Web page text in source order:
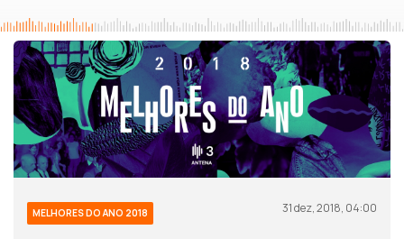
MELHORES DO ANO 2018 31 dez, 2018, 04:00